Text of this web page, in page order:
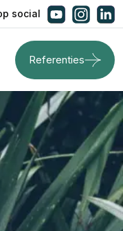
social
Referenties